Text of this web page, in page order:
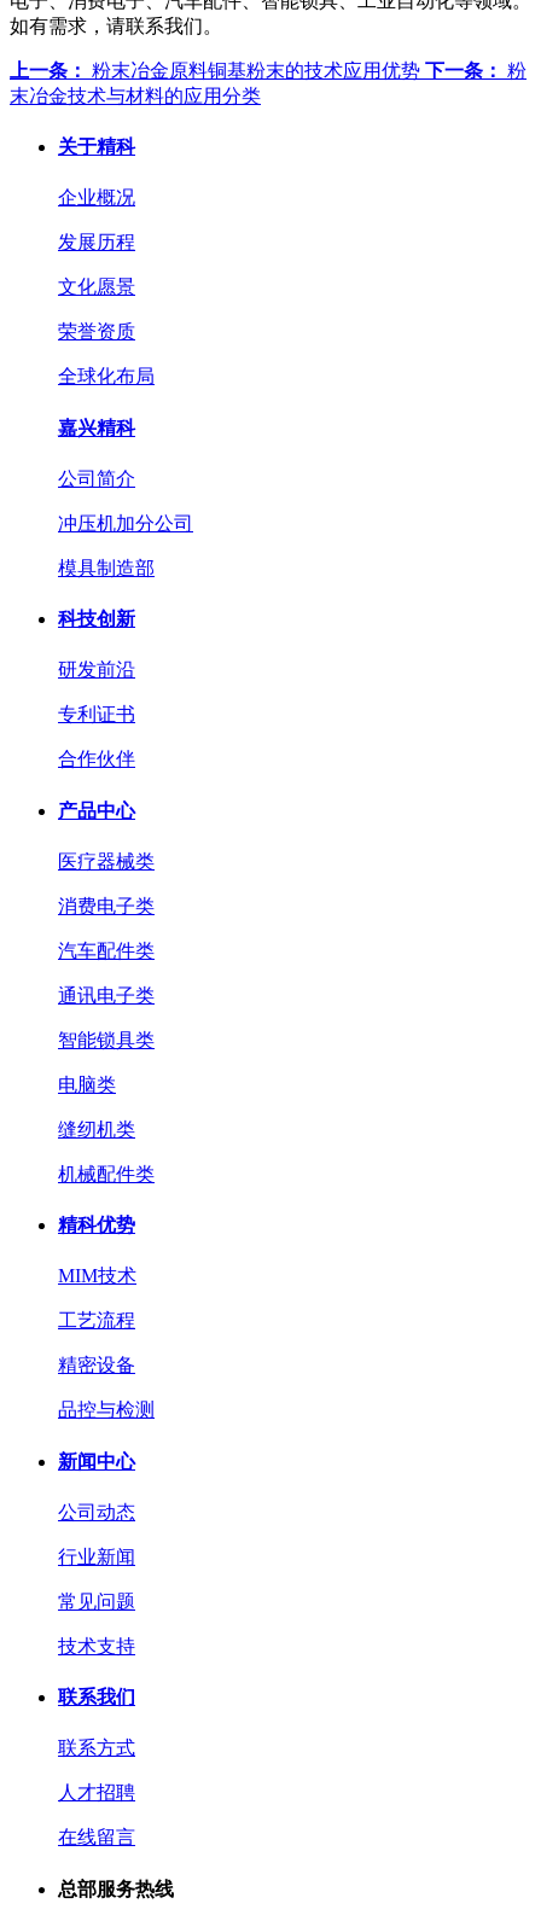
如有需求，请联系我们。
上一条： 粉末冶金原料铜基粉末的技术应用优势 下一条： 粉
末冶金技术与材料的应用分类
关于精科
企业概况
发展历程
文化愿景
荣誉资质
全球化布局
嘉兴精科
公司简介
冲压机加分公司
模具制造部
科技创新
研发前沿
专利证书
合作伙伴
产品中心
医疗器械类
消费电子类
汽车配件类
通讯电子类
智能锁具类
电脑类
缝纫机类
机械配件类
精科优势
MIM技术
工艺流程
精密设备
品控与检测
新闻中心
公司动态
行业新闻
常见问题
技术支持
联系我们
联系方式
人才招聘
在线留言
总部服务热线